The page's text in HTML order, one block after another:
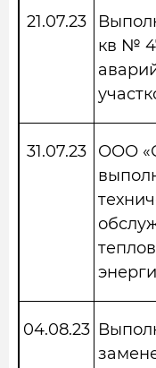
21.07.23
кв №
31.07.23
ООО
04.08.23